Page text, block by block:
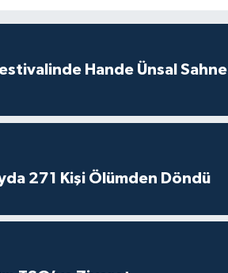
Hande Ünsal Sahne
271 Kişi Ölümden Döndü